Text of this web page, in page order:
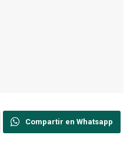
Compartir en Whatsapp